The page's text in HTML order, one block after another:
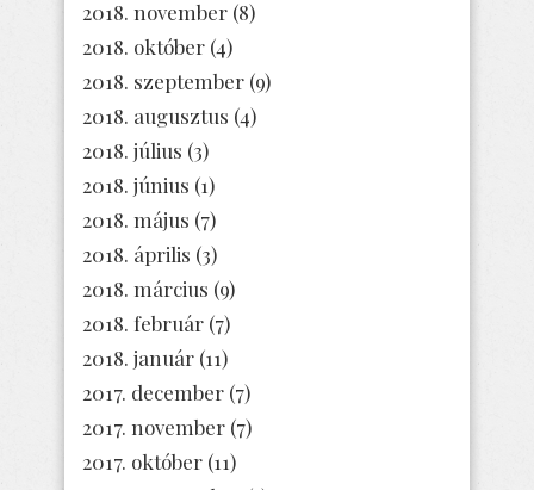
2018. november (8)
2018. október (4)
2018. szeptember (9)
2018. augusztus (4)
2018. július (3)
2018. június (1)
2018. május (7)
2018. április (3)
2018. március (9)
2018. február (7)
2018. január (11)
2017. december (7)
2017. november (7)
2017. október (11)